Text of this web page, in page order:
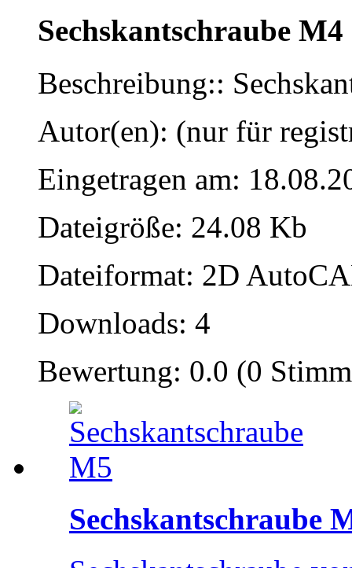
Sechskantschraube M4
Beschreibung::
Autor(en): (nur für
Eingetragen am:
Dateigröße: 24.08 Kb
Dateiformat: 2D
Downloads: 4
Bewertung: 0.0 (0
Sechskantschraube